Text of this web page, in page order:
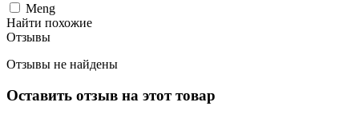
Meng
Найти похожие
Отзывы
Отзывы не найдены
Оставить отзыв на этот товар